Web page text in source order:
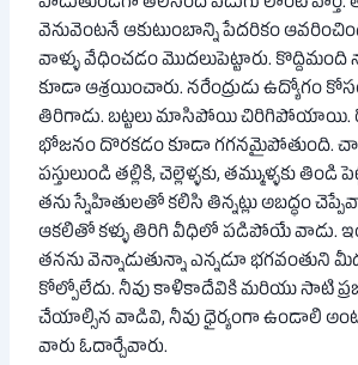
వెనువెంటనే ఆకుటుంబాన్ని పేదరికం
వాళ్ళు వేధించడం మొదలుపెట్టారు.
కూడా ఆశ్రయించారు. నరేంద్రుడు ఉద్యోగం
తిరిగాడు. బట్టలు మాసిపోయి చిరిగిపోయాయి.
భోజనం దొరకడం కూడా గగనమైపోతుంది.
పస్తులుండి తల్లికి, చెల్లెళ్ళకు, తమ్ముళ్ళకు
తను స్నేహితులతో కలిసి తిన్నట్లు అబద్ధం
ఆకలితో కళ్ళు తిరిగి వీధిలో పడిపోయే వాడు.
తనను వెన్నాడుతున్నా ఎన్నడూ భగవంతుని
కోల్పోలేదు. నీవు కాళికాదేవికి మరియు సాటి
చేయాల్సిన వాడివి, నీవు ధైర్యంగా ఉండాలి
వారు ఓదార్చేవారు.